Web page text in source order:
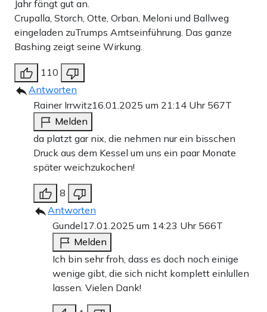
Jahr fängt gut an.
Crupalla, Storch, Otte, Orban, Meloni und Ballweg
eingeladen zuTrumps Amtseinführung. Das ganze
Bashing zeigt seine Wirkung.
110
Antworten
Rainer Irrwitz16.01.2025 um 21:14 Uhr 567T
Melden
da platzt gar nix, die nehmen nur ein bisschen
Druck aus dem Kessel um uns ein paar Monate
später weichzukochen!
8
Antworten
Gundel17.01.2025 um 14:23 Uhr 566T
Melden
Ich bin sehr froh, dass es doch noch einige
wenige gibt, die sich nicht komplett einlullen
lassen. Vielen Dank!